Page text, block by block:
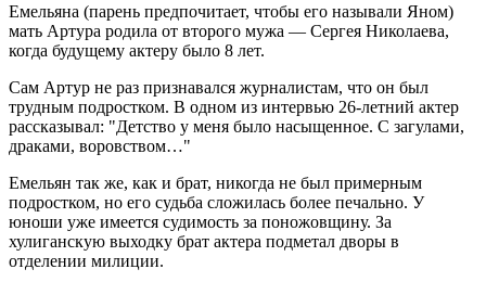
Емельяна (парень предпочитает, чтобы его называли Яном)
мать Артура родила от второго мужа — Сергея Николаева,
когда будущему актеру было 8 лет.
Сам Артур не раз признавался журналистам, что он был
трудным подростком. В одном из интервью 26-летний актер
рассказывал: "Детство у меня было насыщенное. С загулами,
драками, воровством…"
Емельян так же, как и брат, никогда не был примерным
подростком, но его судьба сложилась более печально. У
юноши уже имеется судимость за поножовщину. За
хулиганскую выходку брат актера подметал дворы в
отделении милиции.